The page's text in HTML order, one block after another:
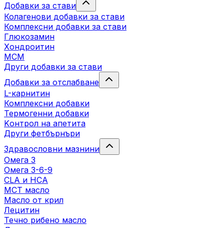
Добавки за стави
Колагенови добавки за стави
Комплексни добавки за стави
Глюкозамин
Хондроитин
МСМ
Други добавки за стави
Добавки за отслабване
L-карнитин
Комплексни добавки
Термогенни добавки
Kонтрол на апетита
Други фетбърнъри
Здравословни мазнини
Омега 3
Омега 3-6-9
CLA и HCA
МСТ масло
Масло от крил
Лецитин
Течно рибено масло